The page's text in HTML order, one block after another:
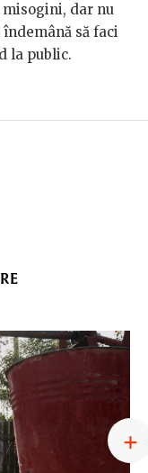
dar nu
să faci
la public.